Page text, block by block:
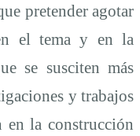
pretender agotar
el tema y en la
se susciten más
y trabajos
en la construcción